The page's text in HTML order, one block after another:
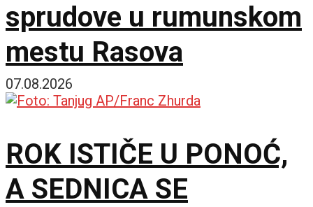
sprudove u rumunskom
mestu Rasova
07.08.2026
ROK ISTIČE U PONOĆ,
A SEDNICA SE